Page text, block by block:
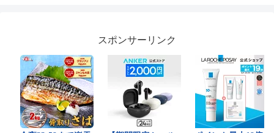
スポンサーリンク